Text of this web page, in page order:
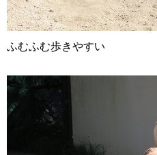
ふむふむ歩きやすい